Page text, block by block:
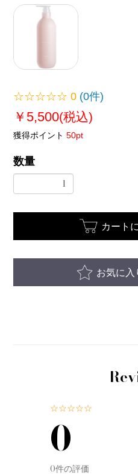
☆☆☆☆☆0 (0件)
￥5,500(税込)
獲得ポイント 50pt
数量
カート
お気に
☆☆☆☆☆
0
0件の評価